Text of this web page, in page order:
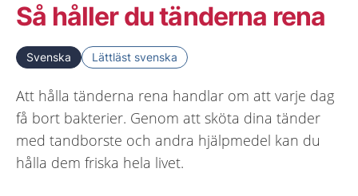
Så håller du tänderna rena
Svenska Lättläst svenska
Att hålla tänderna rena handlar om att varje dag
få bort bakterier. Genom att sköta dina tänder
med tandborste och andra hjälpmedel kan du
hålla dem friska hela livet.